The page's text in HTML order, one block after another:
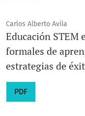
Carlos Alberto Avila
Educación STEM
formales de
estrategias de
PDF